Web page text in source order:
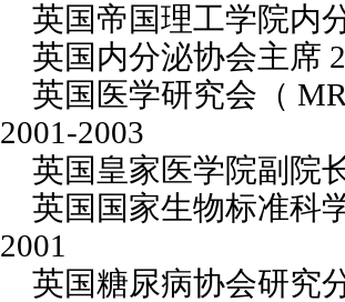
英国帝国理工学院内
英国内分泌协会主席
英国医学研究会（
2001-2003
英国皇家医学院副院
英国国家生物标准科
2001
英国糖尿病协会研究